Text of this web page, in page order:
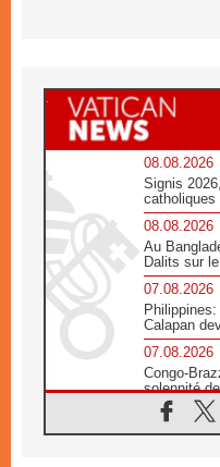
08.08.2026
Signis
catholiques
08.08.2026
Au
Dalits sur
07.08.2026
Calapan
07.08.2026
Congo-
solennité
nationale
07.08.2026